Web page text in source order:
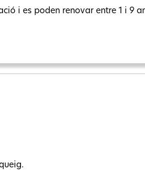
i es poden renovar entre 1 i 9